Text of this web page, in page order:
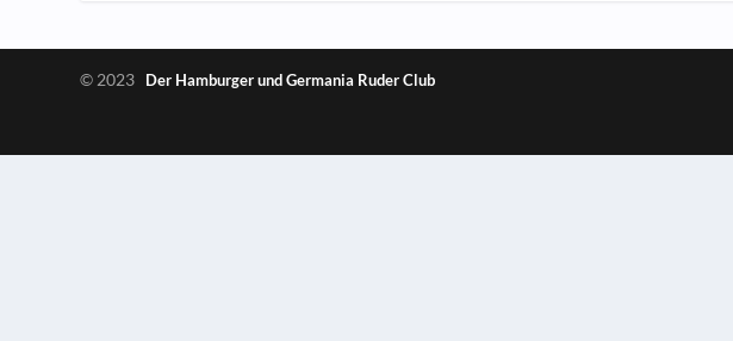
© 2023 Der Hamburger und Germania Ruder Club